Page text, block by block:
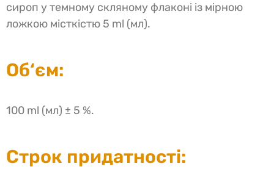
сироп у темному скляному флаконі із мірною
ложкою місткістю 5 ml (мл).
Об‘єм:
100 ml (мл) ± 5 %.
Строк придатності: